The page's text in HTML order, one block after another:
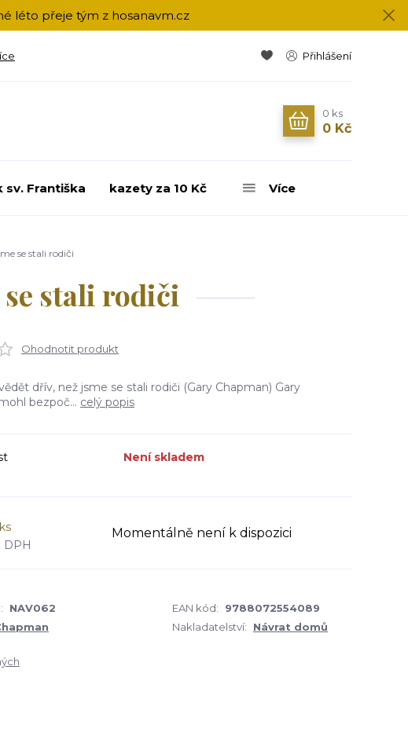
léto přeje tým z hosanavm.cz
Přihlášení
0 ks
0 Kč
sv. Františka kazety za 10 Kč Více
se stali rodiči
se stali rodiči
Ohodnotit produkt
dřív, než jsme se stali rodiči (Gary Chapman) Gary
bezpoč... celý popis
Není skladem
ks
DPH
Momentálně není k dispozici
NAV062 EAN kód:
9788072554089
Nakladatelství: Návrat domů